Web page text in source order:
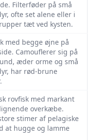
Filterføder på små
ofte set alene eller i
tæt ved kysten.
med begge øjne på
Camouflerer sig på
æder orme og små
har rød-brune
rovfisk med markant
overkæbe.
stimer af pelagiske
at hugge og lamme